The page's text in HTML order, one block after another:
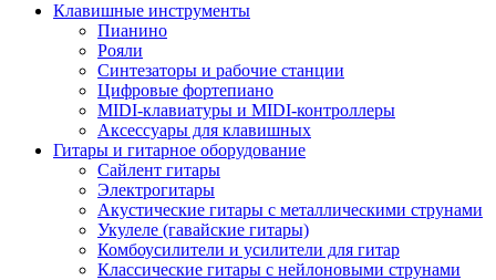
Клавишные инструменты
Пианино
Рояли
Синтезаторы и рабочие станции
Цифровые фортепиано
MIDI-клавиатуры и MIDI-контроллеры
Аксессуары для клавишных
Гитары и гитарное оборудование
Сайлент гитары
Электрогитары
Акустические гитары с металлическими струнами
Укулеле (гавайские гитары)
Комбоусилители и усилители для гитар
Классические гитары с нейлоновыми струнами